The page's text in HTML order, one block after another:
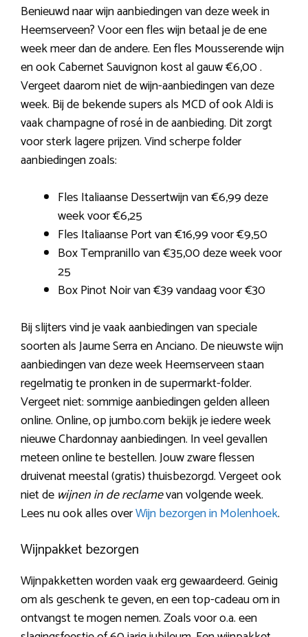
Benieuwd naar wijn aanbiedingen van deze week in
Heemserveen? Voor een fles wijn betaal je de ene
week meer dan de andere. Een fles Mousserende wijn
en ook Cabernet Sauvignon kost al gauw €6,00 .
Vergeet daarom niet de wijn-aanbiedingen van deze
week. Bij de bekende supers als MCD of ook Aldi is
vaak champagne of rosé in de aanbieding. Dit zorgt
voor sterk lagere prijzen. Vind scherpe folder
aanbiedingen zoals:
Fles Italiaanse Dessertwijn van €6,99 deze
week voor €6,25
Fles Italiaanse Port van €16,99 voor €9,50
Box Tempranillo van €35,00 deze week voor
25
Box Pinot Noir van €39 vandaag voor €30
Bij slijters vind je vaak aanbiedingen van speciale
soorten als Jaume Serra en Anciano. De nieuwste wijn
aanbiedingen van deze week Heemserveen staan
regelmatig te pronken in de supermarkt-folder.
Vergeet niet: sommige aanbiedingen gelden alleen
online. Online, op jumbo.com bekijk je iedere week
nieuwe Chardonnay aanbiedingen. In veel gevallen
meteen online te bestellen. Jouw zware flessen
druivenat meestal (gratis) thuisbezorgd. Vergeet ook
niet de wijnen in de reclamevan volgende week.
Lees nu ook alles overWijn bezorgen in Molenhoek.
Wijnpakket bezorgen
Wijnpakketten worden vaak erg gewaardeerd. Geinig
om als geschenk te geven, en een top-cadeau om in
ontvangst te mogen nemen. Zoals voor o.a. een